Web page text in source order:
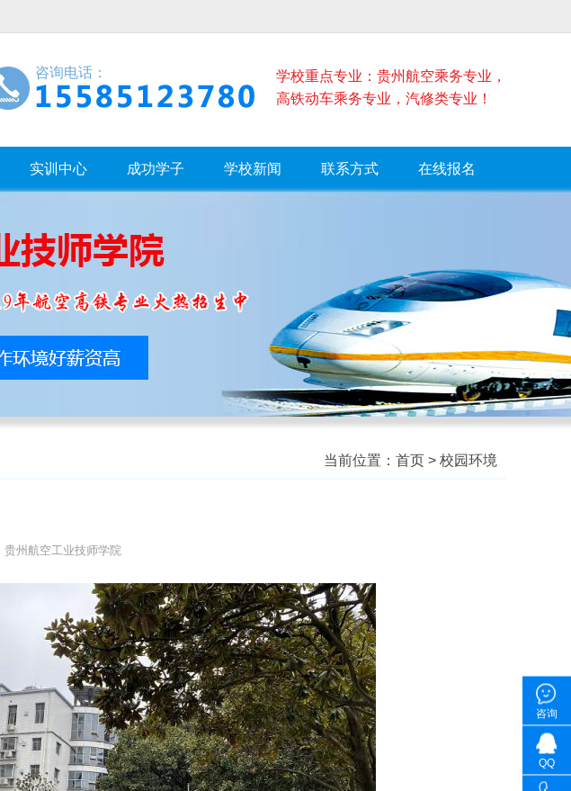
学校重点专业：贵州航空乘务专业，
高铁动车乘务专业，汽修类专业！
咨询电话：
实训中心 成功学子 学校新闻 联系方式 在线报名
当前位置： 首页 > 校园环境
贵州航空工业技师学院
咨询
QQ